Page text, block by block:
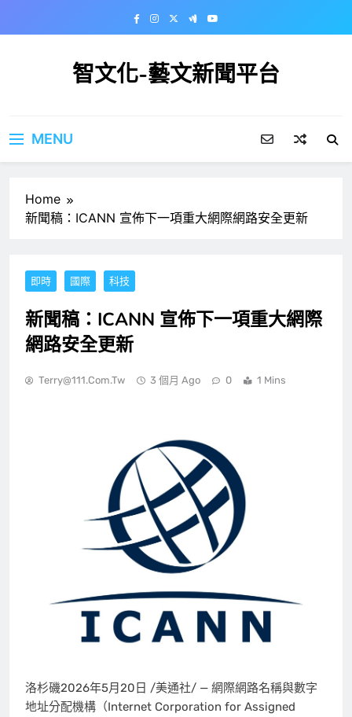
智文化-藝文新聞平台
MENU
Home
新聞稿：ICANN 宣佈下一項重大網際網路安全更新
即時 國際 科技
新聞稿：ICANN 宣佈下一項重大網際
網路安全更新
Terry@111.com.tw 3 個月 Ago 0 1 Mins
洛杉磯2026年5月20日 /美通社/ — 網際網路名稱與數字
地址分配機構（Internet Corporation for Assigned